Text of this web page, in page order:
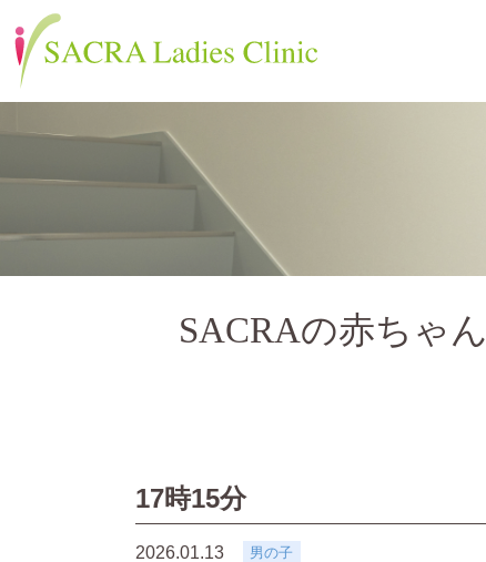
SACRAの赤ちゃん
17時15分
2026.01.13 男の子